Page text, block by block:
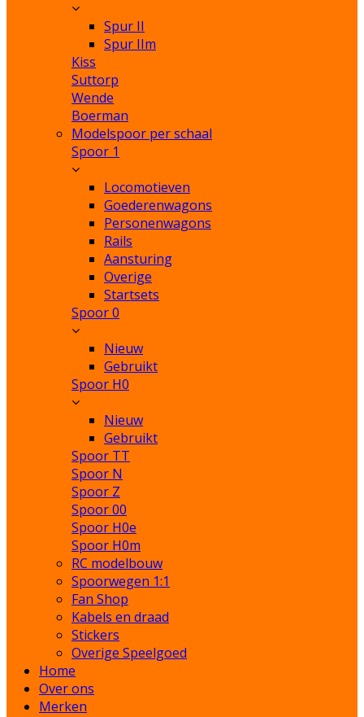
Spur II
Spur IIm
Kiss
Suttorp
Wende
Boerman
Modelspoor per schaal
Spoor 1
Locomotieven
Goederenwagons
Personenwagons
Rails
Aansturing
Overige
Startsets
Spoor 0
Nieuw
Gebruikt
Spoor H0
Nieuw
Gebruikt
Spoor TT
Spoor N
Spoor Z
Spoor 00
Spoor H0e
Spoor H0m
RC modelbouw
Spoorwegen 1:1
Fan Shop
Kabels en draad
Stickers
Overige Speelgoed
Home
Over ons
Merken